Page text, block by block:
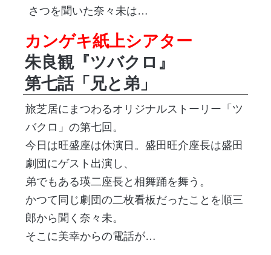
さつを聞いた奈々未は…
カンゲキ紙上シアター
朱良観『ツバクロ』
第七話「兄と弟」
旅芝居にまつわるオリジナルストーリー「ツ
バクロ」の第七回。
今日は旺盛座は休演日。盛田旺介座長は盛田
劇団にゲスト出演し、
弟でもある瑛二座長と相舞踊を舞う。
かつて同じ劇団の二枚看板だったことを順三
郎から聞く奈々未。
そこに美幸からの電話が…